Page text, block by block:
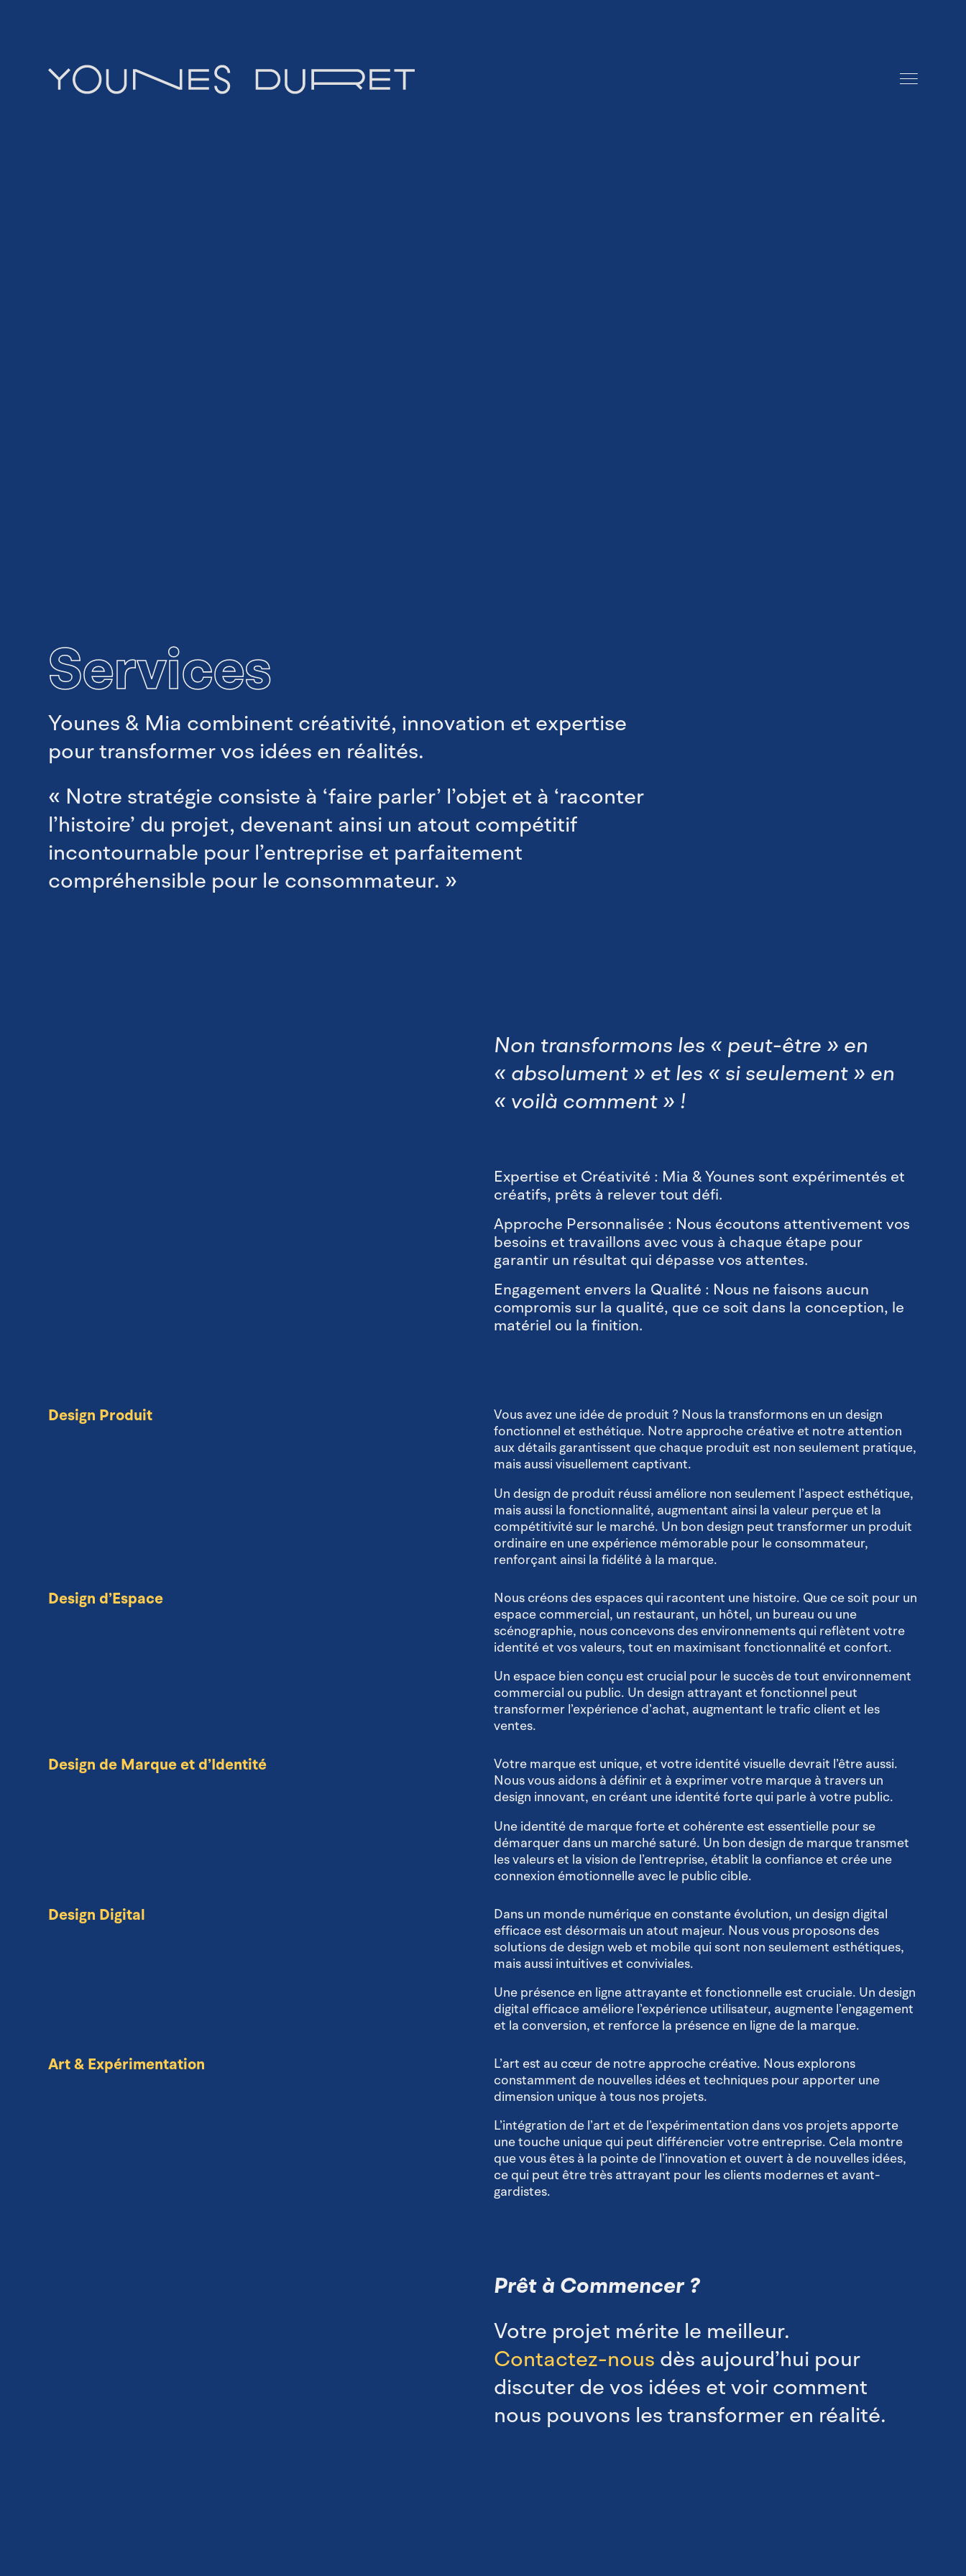
Services
Younes & Mia combinent créativité, innovation et expertise
pour transformer vos idées en réalités.
« Notre stratégie consiste à ‘faire parler’ l’objet et à ‘raconter
l’histoire’ du projet, devenant ainsi un atout compétitif
incontournable pour l’entreprise et parfaitement
compréhensible pour le consommateur. »
Non transformons les « peut-être » en
« absolument » et les « si seulement » en
« voilà comment » !
Expertise et Créativité : Mia & Younes sont expérimentés et
créatifs, prêts à relever tout défi.
Approche Personnalisée : Nous écoutons attentivement vos
besoins et travaillons avec vous à chaque étape pour
garantir un résultat qui dépasse vos attentes.
Engagement envers la Qualité : Nous ne faisons aucun
compromis sur la qualité, que ce soit dans la conception, le
matériel ou la finition.
Design Produit
Vous avez une idée de produit ? Nous la transformons en un design
fonctionnel et esthétique. Notre approche créative et notre attention
aux détails garantissent que chaque produit est non seulement pratique,
mais aussi visuellement captivant.
Un design de produit réussi améliore non seulement l’aspect esthétique,
mais aussi la fonctionnalité, augmentant ainsi la valeur perçue et la
compétitivité sur le marché. Un bon design peut transformer un produit
ordinaire en une expérience mémorable pour le consommateur,
renforçant ainsi la fidélité à la marque.
Design d’Espace
Nous créons des espaces qui racontent une histoire. Que ce soit pour un
espace commercial, un restaurant, un hôtel, un bureau ou une
scénographie, nous concevons des environnements qui reflètent votre
identité et vos valeurs, tout en maximisant fonctionnalité et confort.
Un espace bien conçu est crucial pour le succès de tout environnement
commercial ou public. Un design attrayant et fonctionnel peut
transformer l’expérience d’achat, augmentant le trafic client et les
ventes.
Design de Marque et d’Identité
Votre marque est unique, et votre identité visuelle devrait l’être aussi.
Nous vous aidons à définir et à exprimer votre marque à travers un
design innovant, en créant une identité forte qui parle à votre public.
Une identité de marque forte et cohérente est essentielle pour se
démarquer dans un marché saturé. Un bon design de marque transmet
les valeurs et la vision de l’entreprise, établit la confiance et crée une
connexion émotionnelle avec le public cible.
Design Digital
Dans un monde numérique en constante évolution, un design digital
efficace est désormais un atout majeur. Nous vous proposons des
solutions de design web et mobile qui sont non seulement esthétiques,
mais aussi intuitives et conviviales.
Une présence en ligne attrayante et fonctionnelle est cruciale. Un design
digital efficace améliore l’expérience utilisateur, augmente l’engagement
et la conversion, et renforce la présence en ligne de la marque.
Art & Expérimentation
L’art est au cœur de notre approche créative. Nous explorons
constamment de nouvelles idées et techniques pour apporter une
dimension unique à tous nos projets.
L’intégration de l’art et de l’expérimentation dans vos projets apporte
une touche unique qui peut différencier votre entreprise. Cela montre
que vous êtes à la pointe de l’innovation et ouvert à de nouvelles idées,
ce qui peut être très attrayant pour les clients modernes et avant-
gardistes.
Prêt à Commencer ?
Votre projet mérite le meilleur.
Contactez-nous dès aujourd’hui pour
discuter de vos idées et voir comment
nous pouvons les transformer en réalité.